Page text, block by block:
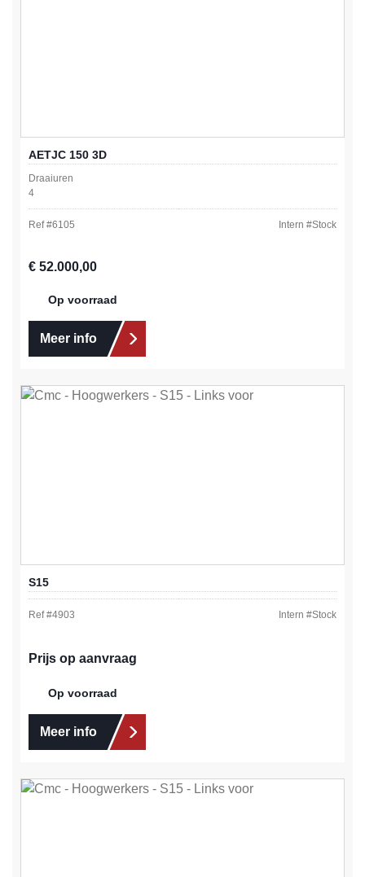
AETJC 150 3D
Draaiuren
4
Ref #6105 Intern #Stock
Normale prijs:
€ 52.000,00
Op voorraad
Meer info
S15
Ref #4903 Intern #Stock
Prijs op aanvraag
Op voorraad
Meer info